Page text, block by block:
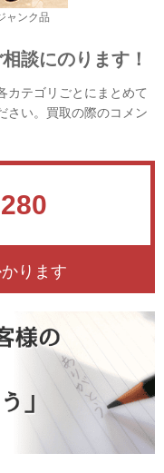
ャンク品
談にのります！
カテゴリごとにまとめて
さい。買取の際のコメン
ります